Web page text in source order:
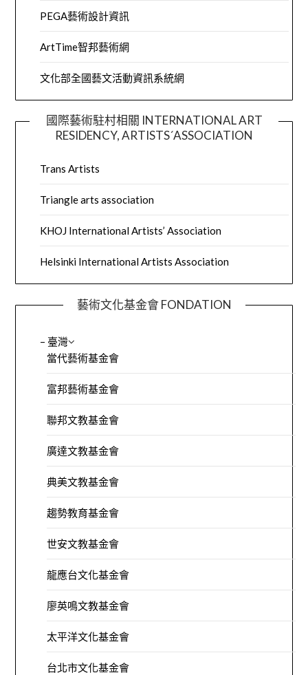
PEGA藝術設計資訊
ArtTime智邦藝術網
文化部全國藝文活動資訊系統網
國際藝術駐村相關 INTERNATIONAL ART
RESIDENCY, ARTISTS´ASSOCIATION
Trans Artists
Triangle arts association
KHOJ International Artists’ Association
Helsinki International Artists Association
藝術文化基金會 FONDATION
– 臺灣
當代藝術基金會
富邦藝術基金會
聯邦文教基金會
廣達文教基金會
典美文教基金會
趨勢教育基金會
世安文教基金會
龍應台文化基金會
廖英鳴文教基金會
太平洋文化基金會
台北市文化基金會